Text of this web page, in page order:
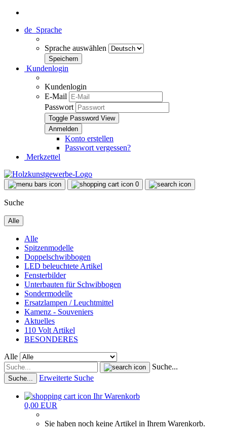
de Sprache
Sprache auswählen
Kundenlogin
Kundenlogin
E-Mail
Passwort
Toggle Password View
Konto erstellen
Passwort vergessen?
Merkzettel
0
Suche
Alle
Alle
Spitzenmodelle
Doppelschwibbogen
LED beleuchtete Artikel
Fensterbilder
Unterbauten für Schwibbogen
Sondermodelle
Ersatzlampen / Leuchtmittel
Kamenz - Souveniers
Aktuelles
110 Volt Artikel
BESONDERES
Alle
Suche...
Suche... Erweiterte Suche
Ihr Warenkorb
0,00 EUR
Sie haben noch keine Artikel in Ihrem Warenkorb.